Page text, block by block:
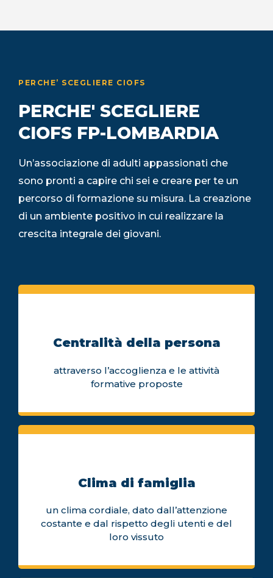
PERCHE’ SCEGLIERE CIOFS
PERCHE' SCEGLIERE
CIOFS FP-LOMBARDIA
Un’associazione di adulti appassionati che
sono pronti a capire chi sei e creare per te un
percorso di formazione su misura. La creazione
di un ambiente positivo in cui realizzare la
crescita integrale dei giovani.
Centralità della persona
attraverso l’accoglienza e le attività
formative proposte
Clima di famiglia
un clima cordiale, dato dall’attenzione
costante e dal rispetto degli utenti e del
loro vissuto